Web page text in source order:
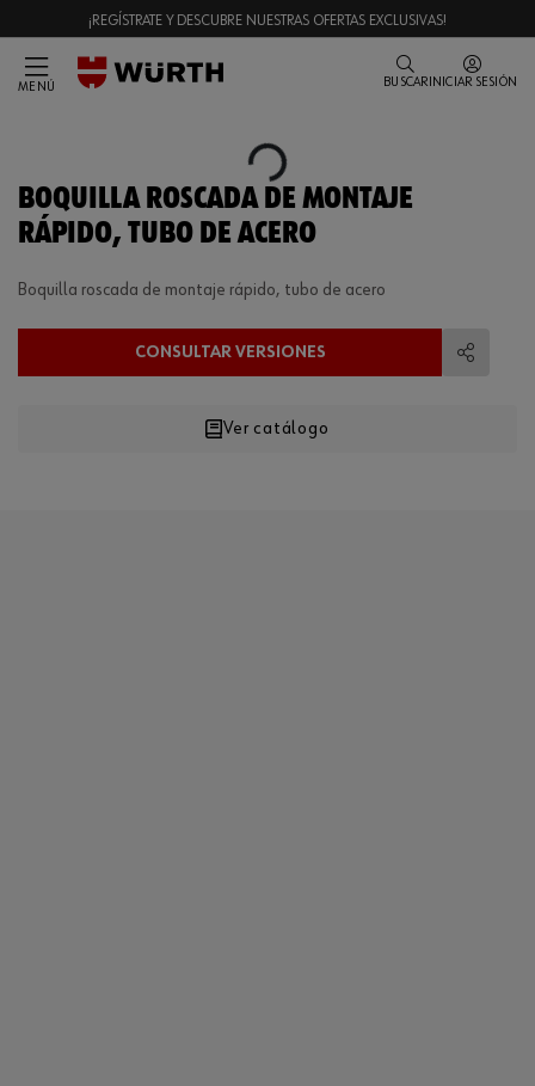
¡REGÍSTRATE Y DESCUBRE NUESTRAS OFERTAS EXCLUSIVAS!
MENÚ BUSCAR INICIAR SESIÓN
Loading...
BOQUILLA ROSCADA DE MONTAJE
RÁPIDO, TUBO DE ACERO
Boquilla roscada de montaje rápido, tubo de acero
CONSULTAR VERSIONES
Ver catálogo